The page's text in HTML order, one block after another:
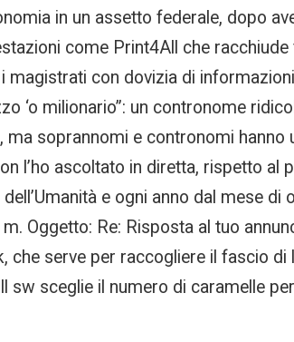
in un assetto federale, dopo
come Print4All che
magistrati con dovizia di
‘o milionario”: un contronome
soprannomi e contronomi
l’ho ascoltato in diretta, rispetto
e ogni anno dal mese
Oggetto: Re: Risposta al tuo
che serve per raccogliere il fascio
sw sceglie il numero di caramelle